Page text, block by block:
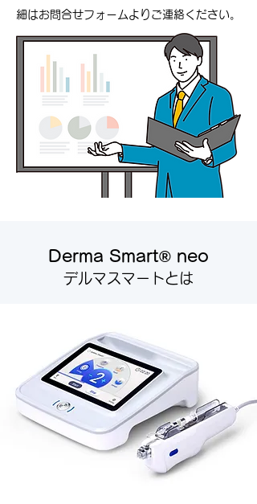
細はお問合せフォームよりご連絡ください。
Derma Smart® neo
デルマスマートとは